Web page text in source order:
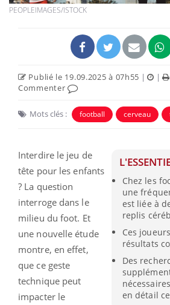
PEOPLEIMAGES/ISTOCK
Publié le 19.09.2025 à 07h55 | |
Commenter
Mots clés : football cerveau
Chez les
une
est liée à
replis
Ces
résultats
Des
en détail
Interdire le jeu de
tête pour les enfants
? La question
interroge dans le
milieu du foot. Et
une nouvelle étude
montre, en effet,
que ce geste
technique peut
impacter le